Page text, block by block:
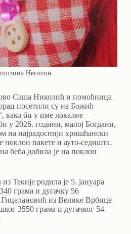
Неготин
Саша Николић и помоћница
посетили су на Божић
како би у име локалне
у 2026. години, малој Богдани,
на најрадоснији хришћански
пакете и ауто-седишта.
беба добила је на поклон
Текије родила је 5. јануара
грама и дугачку 56
Гицелановић из Велике Врбице
3550 грама и дугачког 54